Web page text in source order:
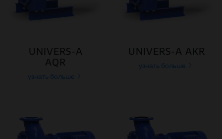
UNIVERS-A
AQR
узнать больше
UNIVERS-A AKR
узнать больше